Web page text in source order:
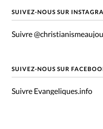
SUIVEZ-NOUS SUR
Suivre
SUIVEZ-NOUS SUR
Suivre Evangeliques.info